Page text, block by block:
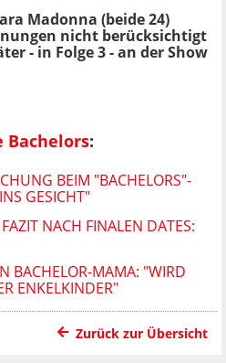
Madonna (beide 24)
nicht berücksichtigt
- in Folge 3 - an der Show
Bachelors:
BEIM "BACHELORS"-
GESICHT"
NACH FINALEN DATES:
BACHELOR-MAMA: "WIRD
ENKELKINDER"
Zurück zur Übersicht